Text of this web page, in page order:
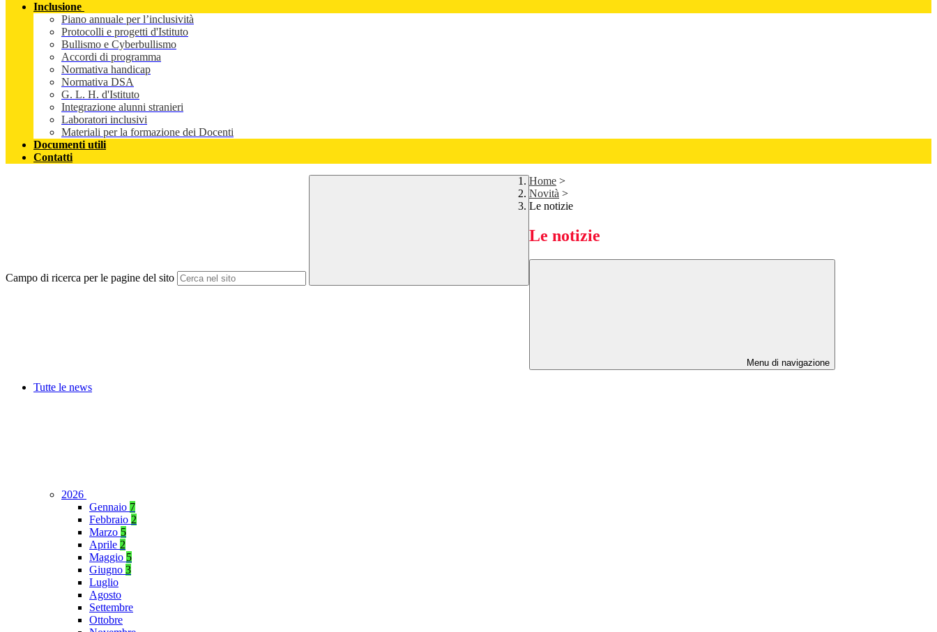
Inclusione
Piano annuale per l’inclusività
Protocolli e progetti d'Istituto
Bullismo e Cyberbullismo
Accordi di programma
Normativa handicap
Normativa DSA
G. L. H. d'Istituto
Integrazione alunni stranieri
Laboratori inclusivi
Materiali per la formazione dei Docenti
Documenti utili
Contatti
Campo di ricerca per le pagine del sito
Home >
Novità >
Le notizie
Le notizie
Menu di navigazione
Tutte le news
2026
Gennaio 7
Febbraio 2
Marzo 5
Aprile 2
Maggio 5
Giugno 3
Luglio
Agosto
Settembre
Ottobre